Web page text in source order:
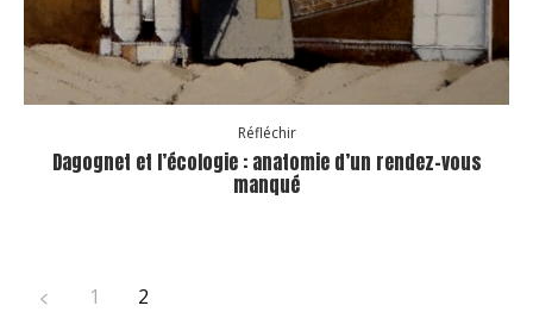
Réfléchir
Dagognet et l’écologie : anatomie d’un rendez-vous
manqué
1 2